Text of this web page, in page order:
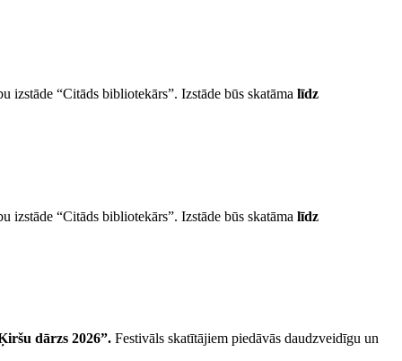
“Citāds bibliotekārs”. Izstāde būs skatāma līdz
“Citāds bibliotekārs”. Izstāde būs skatāma līdz
dārzs 2026”. Festivāls skatītājiem piedāvās daudzveidīgu un